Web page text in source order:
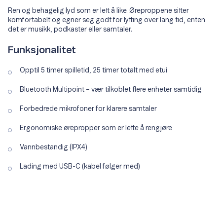
Ren og behagelig lyd som er lett å like. Øreproppene sitter
komfortabelt og egner seg godt for lytting over lang tid, enten
det er musikk, podkaster eller samtaler.
Funksjonalitet
Opptil 5 timer spilletid, 25 timer totalt med etui
Bluetooth Multipoint – vær tilkoblet flere enheter samtidig
Forbedrede mikrofoner for klarere samtaler
Ergonomiske ørepropper som er lette å rengjøre
Vannbestandig (IPX4)
Lading med USB-C (kabel følger med)